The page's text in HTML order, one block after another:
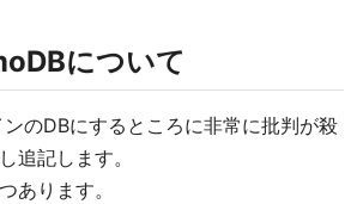
について
のDBにするところに非常に批判が殺
追記します。
あります。